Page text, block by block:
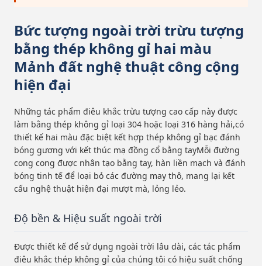
Bức tượng ngoài trời trừu tượng
bằng thép không gỉ hai màu
Mảnh đất nghệ thuật công cộng
hiện đại
Những tác phẩm điêu khắc trừu tượng cao cấp này được
làm bằng thép không gỉ loại 304 hoặc loại 316 hàng hải,có
thiết kế hai màu đặc biệt kết hợp thép không gỉ bạc đánh
bóng gương với kết thúc mạ đồng cổ bằng tayMỗi đường
cong cong được nhân tạo bằng tay, hàn liền mạch và đánh
bóng tinh tế để loại bỏ các đường may thô, mang lại kết
cấu nghệ thuật hiện đại mượt mà, lỏng lẻo.
Độ bền & Hiệu suất ngoài trời
Được thiết kế để sử dụng ngoài trời lâu dài, các tác phẩm
điêu khắc thép không gỉ của chúng tôi có hiệu suất chống